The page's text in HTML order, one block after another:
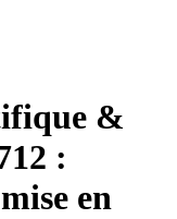
&
:
en